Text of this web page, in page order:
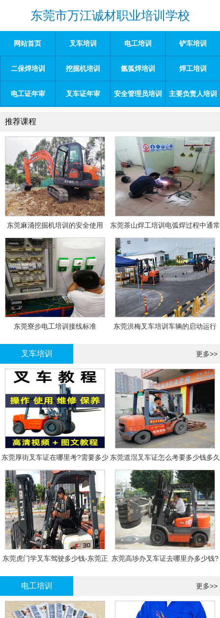
东莞市万江诚材职业培训学校
网站首页 叉车培训 电工培训 铲车培训
二保焊培训 挖掘机培训 氩弧焊培训 焊工培训
电工证年审 叉车证年审 安全管理员培训 主要负责人培训
推荐课程
东莞麻涌挖掘机培训的安全使用
东莞茶山焊工培训电弧焊过程中通常
会采取以下措施
东莞寮步电工培训接线标准 东莞洪梅叉车培训车辆的启动运行
叉车培训 更多>>
东莞厚街叉车证在哪里考?需要多少
钱?
东莞道滘叉车证怎么考要多少钱多久
拿证
东莞虎门学叉车驾驶多少钱-东莞正 东莞高埗办叉车证去哪里办多少钱?
电工培训 更多>>